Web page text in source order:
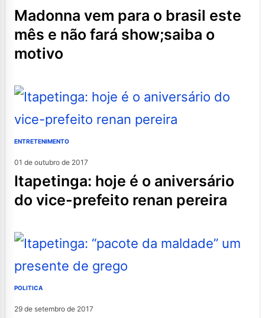
madonna vem para o brasil este
mês e não fará show;saiba o
motivo
ENTRETENIMENTO
01 de outubro de 2017
itapetinga: hoje é o aniversário
do vice-prefeito renan pereira
POLITICA
29 de setembro de 2017